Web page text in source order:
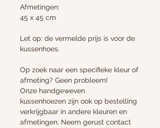
Afmetingen:
45 x 45 cm
Let op: de vermelde prijs is voor de
kussenhoes.
Op zoek naar een specifieke kleur of
afmeting? Geen probleem!
Onze handgeweven
kussenhoezen zijn ook op bestelling
verkrijgbaar in andere kleuren en
afmetingen. Neem gerust contact